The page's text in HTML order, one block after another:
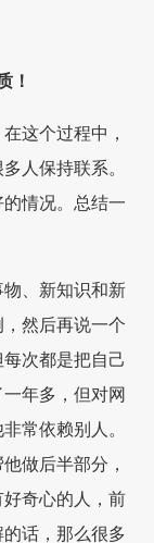
！
这个过程中，
人保持联系。
情况。总结一
、新知识和新
然后再说一个
次都是把自己
年多，但对网
常依赖别人。
做后半部分，
奇心的人，前
话，那么很多